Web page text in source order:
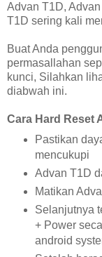
Advan T1D,
T1D sering kali
Buat Anda
permasallahan
kunci, Silahkan
diabwah ini.
Cara Hard Reset
Pastikan
mencukupi
Advan T1D
Matikan
Selanjutnya
+ Power
android